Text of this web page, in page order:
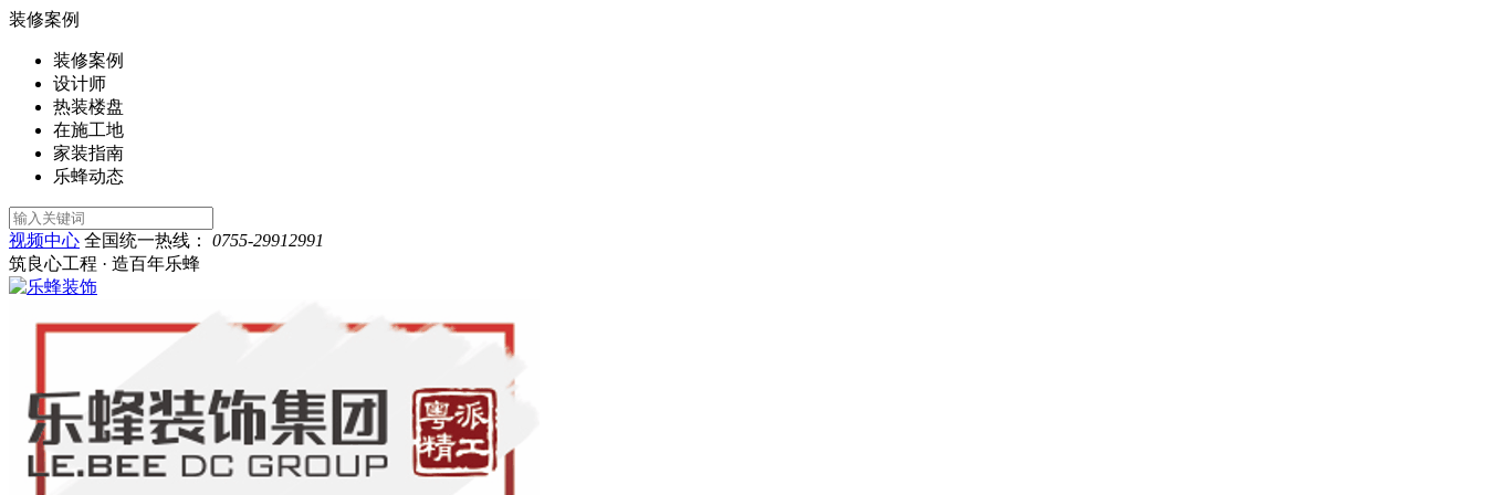
装修案例
装修案例
设计师
热装楼盘
在施工地
家装指南
乐蜂动态
视频中心 全国统一热线：
0755-29912991
筑良心工程 · 造百年乐蜂